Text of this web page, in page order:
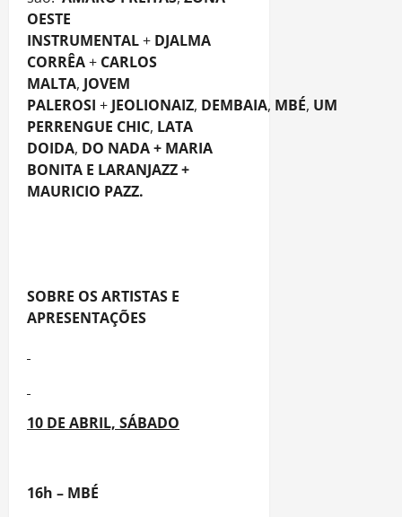
OESTE
INSTRUMENTAL+ DJALMA
CORRÊA+ CARLOS
MALTA, JOVEM
PALEROSI +JEOLIONAIZ, DEMBAIA, MBÉ, UM
PERRENGUE CHIC, LATA
DOIDA, DO NADA + MARIA
BONITA E LARANJAZZ +
MAURICIO PAZZ.
SOBRE OS ARTISTAS E
APRESENTAÇÕES
10 DE ABRIL, SÁBADO
16h – MBÉ